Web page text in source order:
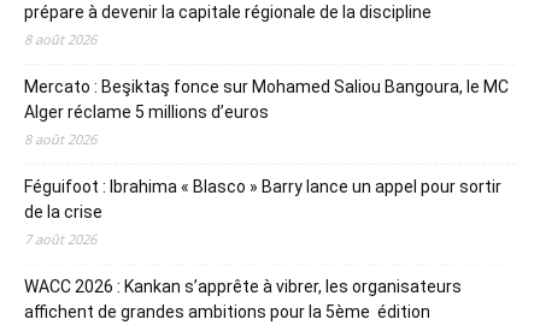
prépare à devenir la capitale régionale de la discipline
8 août 2026
Mercato : Beşiktaş fonce sur Mohamed Saliou Bangoura, le MC
Alger réclame 5 millions d’euros
8 août 2026
Féguifoot : Ibrahima « Blasco » Barry lance un appel pour sortir
de la crise
7 août 2026
WACC 2026 : Kankan s’apprête à vibrer, les organisateurs
affichent de grandes ambitions pour la 5ème édition